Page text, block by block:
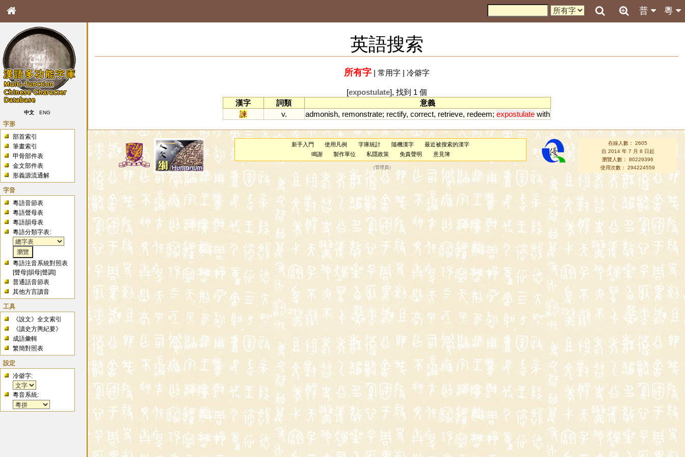
粵
普
中文 ENG
字形
部首索引
筆畫索引
甲骨部件表
金文部件表
形義源流通解
字音
粵語音節表
粵語聲母表
粵語韻母表
粵語分類字表:
粵語注音系統對照表
[聲母 |韻母 |聲調]
普通話音節表
其他方言讀音
工具
《說文》全文索引
《讀史方輿紀要》
成語彙輯
繁簡對照表
設定
冷僻字:
粵音系統:
英語搜索
所有字| 常用字| 冷僻字
[expostulate], 找到 1 個
漢字
詞類
意義
諫
v. admonish, remonstrate; rectify, correct, retrieve, redeem; expostulate with
新手入門 使用凡例 字庫統計 隨機漢字
最近被搜索的漢字
鳴謝
製作單位 私隱政策 免責聲明 意見簿
（管理員 ）
在線人數： 2605
自 2014 年 7 月 8 日起
瀏覽人數： 80229396
使用次數： 294224559